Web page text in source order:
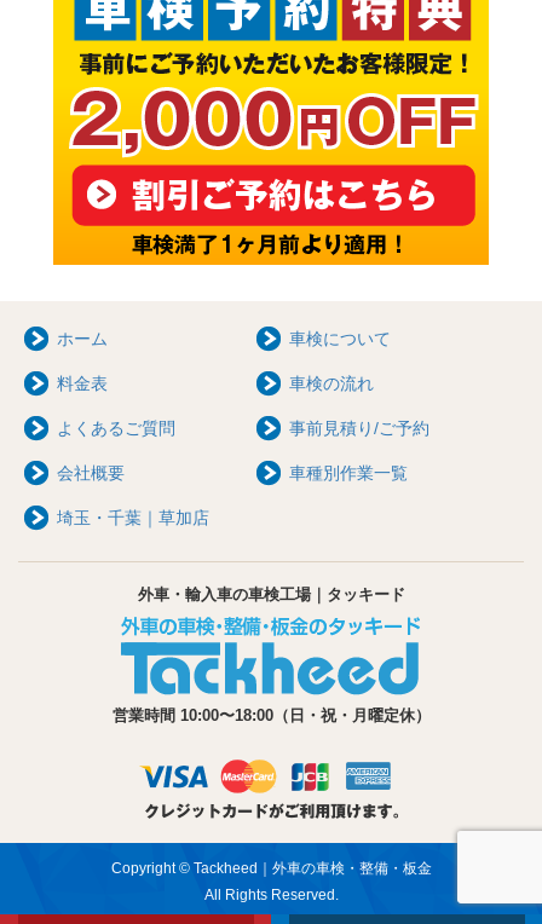
ホーム 車検について
料金表 車検の流れ
よくあるご質問 事前見積り/ご予約
会社概要 車種別作業一覧
埼玉・千葉｜草加店
外車・輸入車の車検工場｜タッキード
営業時間 10:00〜18:00（日・祝・月曜定休）
Copyright © Tackheed｜外車の車検・整備・板金
All Rights Reserved.